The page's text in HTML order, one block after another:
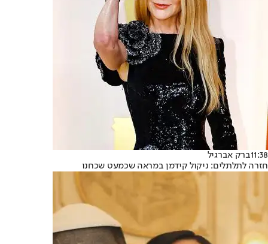
11:38ברק אברגיל
חזרה לתלתלים: ניקול קידמן במראה שכמעט שכחנו